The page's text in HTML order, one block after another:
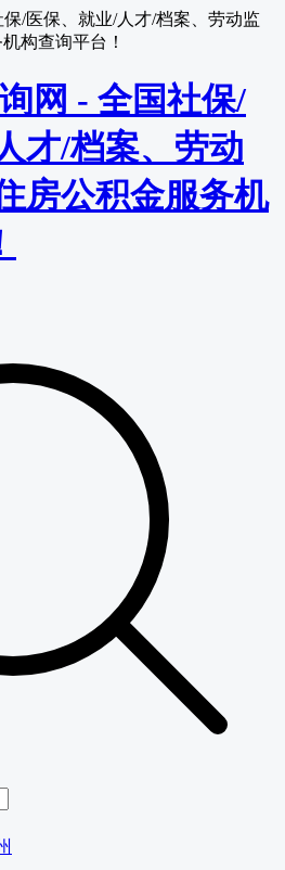
保/医保、就业/人才/档案、劳动监
构查询平台！
网 - 全国社保/
才/档案、劳动
房公积金服务机